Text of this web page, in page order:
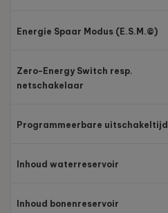
Energie Spaar Modus (E.S.M.©)
Zero-Energy Switch resp.
netschakelaar
Programmeerbare uitschakeltijd
Inhoud waterreservoir
Inhoud bonenreservoir